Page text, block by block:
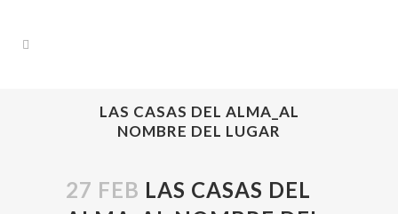
LAS CASAS DEL ALMA_AL
NOMBRE DEL LUGAR
27 FEB LAS CASAS DEL